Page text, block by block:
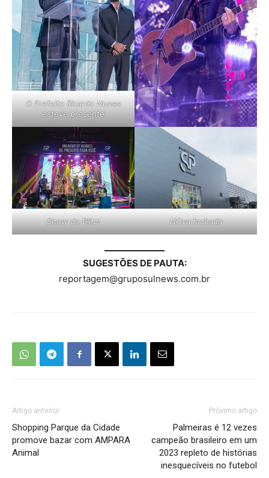
O Prefeito Ricardo Nunes
esteve presente
Show do Blitz! NOva fachada
SUGESTÕES DE PAUTA:
reportagem@gruposulnews.com.br
Artigo anterior
Shopping Parque da Cidade
promove bazar com AMPARA
Animal
Próximo artigo
Palmeiras é 12 vezes
campeão brasileiro em um
2023 repleto de histórias
inesquecíveis no futebol